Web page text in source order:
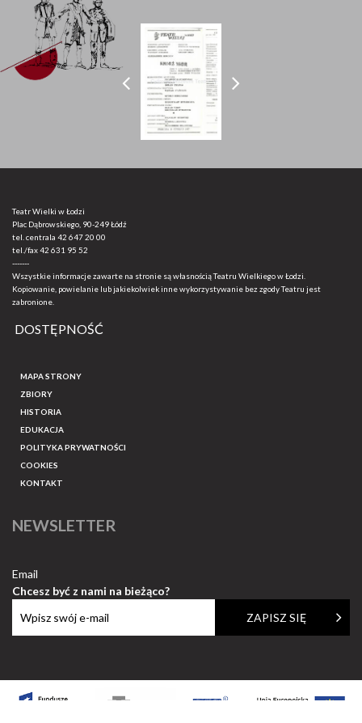
Teatr Wielki w Łodzi
Plac Dąbrowskiego, 90-249 Łódź
tel. centrala 42 647 20 00
tel./fax42 631 95 52
-------
Wszystkie informacje zawarte na stronie są własnością Teatru Wielkiego w Łodzi.
Kopiowanie, powielanie lub jakiekolwiek inne wykorzystywanie bez zgody Teatru jest
zabronione.
DOSTĘPNOŚĆ
MAPA STRONY
ZBIORY
HISTORIA
EDUKACJA
POLITYKA PRYWATNOŚCI
COOKIES
KONTAKT
NEWSLETTER
Email
Chcesz być z nami na bieżąco?